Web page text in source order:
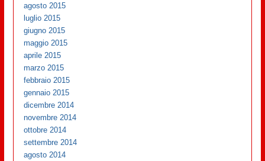
agosto 2015
luglio 2015
giugno 2015
maggio 2015
aprile 2015
marzo 2015
febbraio 2015
gennaio 2015
dicembre 2014
novembre 2014
ottobre 2014
settembre 2014
agosto 2014